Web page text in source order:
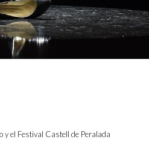
y el Festival Castell de Peralada